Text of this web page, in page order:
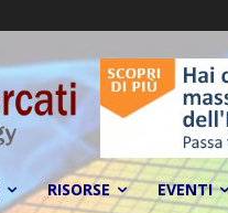
RISORSE EVENTI